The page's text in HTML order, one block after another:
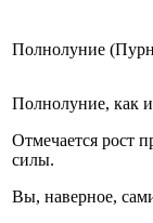
Полнолуние
Полнолуние, как
Отмечается рост
силы.
Вы, наверное,